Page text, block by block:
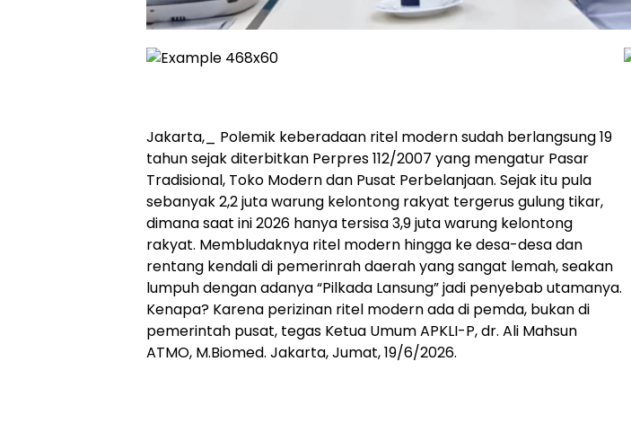
Jakarta,_ Polemik keberadaan ritel modern sudah berlangsung 19
tahun sejak diterbitkan Perpres 112/2007 yang mengatur Pasar
Tradisional, Toko Modern dan Pusat Perbelanjaan. Sejak itu pula
sebanyak 2,2 juta warung kelontong rakyat tergerus gulung tikar,
dimana saat ini 2026 hanya tersisa 3,9 juta warung kelontong
rakyat. Membludaknya ritel modern hingga ke desa-desa dan
rentang kendali di pemerinrah daerah yang sangat lemah, seakan
lumpuh dengan adanya “Pilkada Lansung” jadi penyebab utamanya.
Kenapa? Karena perizinan ritel modern ada di pemda, bukan di
pemerintah pusat, tegas Ketua Umum APKLI-P, dr. Ali Mahsun
ATMO, M.Biomed. Jakarta, Jumat, 19/6/2026.